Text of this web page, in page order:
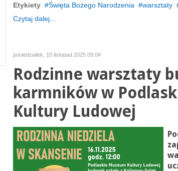
Etykiety
Święta Bożego Narodzenia warsztaty
Czytaj dalej...
poniedziałek, 10 listopad 2025 09:04
Rodzinne warsztaty
karmników w
Kultury Ludowej